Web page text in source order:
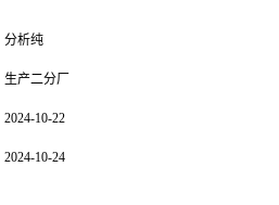
分析纯
生产二分厂
2024-10-22
2024-10-24